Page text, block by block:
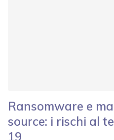
Ransomware e
source: i rischi al
19